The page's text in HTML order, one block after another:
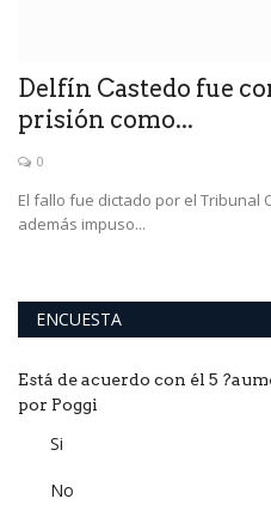
Delfín Castedo fue
prisión como...
0
El fallo fue dictado por el Tribunal
además impuso...
ENCUESTA
Está de acuerdo con él 5
por Poggi
Si
No